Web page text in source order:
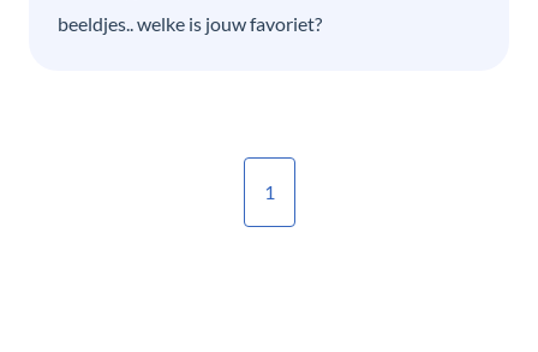
beeldjes.. welke is jouw favoriet?
1